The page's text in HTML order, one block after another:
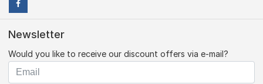
Newsletter
Would you like to receive our discount offers via e-mail?